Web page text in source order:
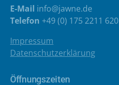
E-Mail info@jawne.de
Telefon +49 (0) 175 2211 620
Impressum
Datenschutzerklärung
Öffnungszeiten